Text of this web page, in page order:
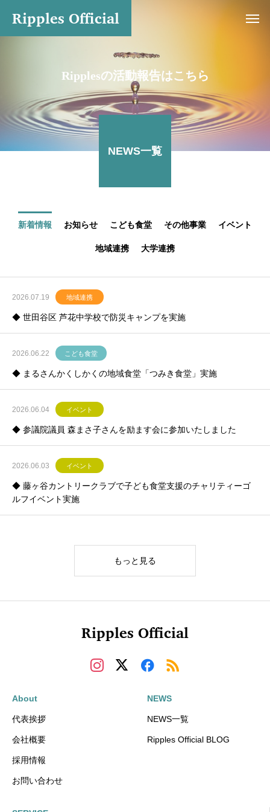
Ripples Official
Ripplesの活動報告はこちら
NEWS一覧
新着情報 お知らせ こども食堂 その他事業 イベント
地域連携 大学連携
2026.07.19 地域連携
◆ 世田谷区 芦花中学校で防災キャンプを実施
2026.06.22 こども食堂
◆ まるさんかくしかくの地域食堂「つみき食堂」実施
2026.06.04 イベント
◆ 参議院議員 森まさ子さんを励ます会に参加いたしました
2026.06.03 イベント
◆ 藤ヶ谷カントリークラブで子ども食堂支援のチャリティーゴ
ルフイベント実施
もっと見る
Ripples Official
About
代表挨拶
会社概要
採用情報
お問い合わせ
NEWS
NEWS一覧
Ripples Official BLOG